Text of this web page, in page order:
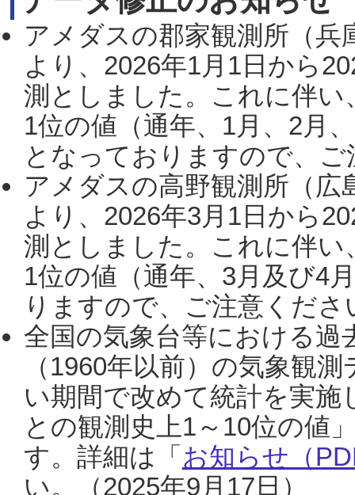
アメダスの郡家観測所（
より、2026年1月1日から
測としました。これに伴い
1位の値（通年、1月、2月
となっておりますので、
アメダスの高野観測所（
より、2026年3月1日から
測としました。これに伴い
1位の値（通年、3月及び4
りますので、ご注意くだ
全国の気象台等における過
（1960年以前）の気象観
い期間で改めて統計を実
との観測史上1～10位の値
す。詳細は「 お知らせ（
い。（2025年9月17日）